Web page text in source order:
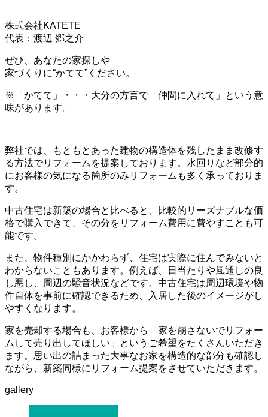
株式会社KATETE
代表：渡辺 郷之介
ぜひ、あなたの家探しや
家づくりに“かてて”ください。
※「かてて」・・・大分の方言で「仲間に入れて」という意
味があります。
弊社では、もともとあった建物の構造体を残したまま改修す
る方法でリフォームを提案しております。水回りなど部分的
にお客様の気になる箇所のみリフォームも多く承っておりま
す。
中古住宅は新築の場合と比べると、比較的リーズナブルな価
格で購入できて、その分をリフォーム費用に費やすことも可
能です。
また、物件種別にかかわらず、住宅は実際に住んでみないと
わからないこともあります。例えば、日当たりや風通しの良
し悪し、周辺の騒音状況などです。中古住宅は周辺環境や物
件自体を事前に確認できるため、入居した後のイメージがし
やすくなります。
家を売却する場合も、お客様から「家を崩さないでリフォー
ムして売り出してほしい」というご希望をたくさんいただき
ます。思い出の詰まった大事なお家を構造的な部分も確認し
ながら、新築同様にリフォーム提案をさせていただきます。
gallery